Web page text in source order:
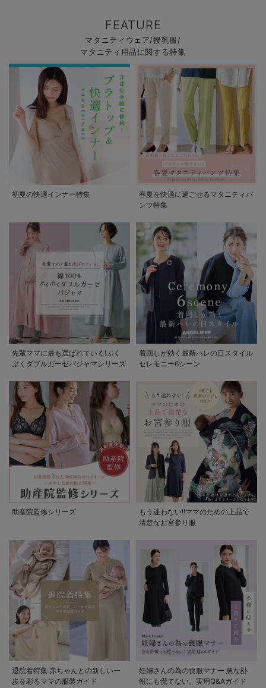
FEATURE
マタニティウェア/授乳服/
マタニティ用品に関する特集
初夏の快適インナー特集
春夏を快適に過ごせるマタニティパ
ンツ特集
先輩ママに最も選ばれている!ぷく
ぷくダブルガーゼパジャマシリーズ
着回しが効く最新ハレの日スタイル
セレモニー6シーン
助産院監修シリーズ
もう迷わない!!ママのための上品で
清楚なお宮参り服
退院着特集 赤ちゃんとの新しい一
歩を彩るママの服装ガイド
妊婦さんの為の喪服マナー 急な訃
報にも慌てない。実用Q&Aガイド